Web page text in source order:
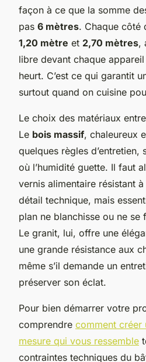
façon à ce que la somme
pas 6 mètres. Chaque côté
1,20 mètre et 2,70 mètres,
libre devant chaque
heurt. C’est ce qui garantit
surtout quand on cuisine
Le choix des matériaux
Le bois massif, chaleureux
quelques règles d’entretien,
où l’humidité guette. Il faut
vernis alimentaire résistant
détail technique, mais
plan ne blanchisse ou ne se
Le granit, lui, offre une
une grande résistance aux
même s’il demande un
préserver son éclat.
Pour bien démarrer votre
comprendre comment créer
mesure qui vous ressemble
contraintes techniques du